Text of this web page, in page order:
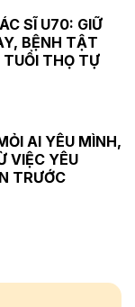
SĨ U70: GIỮ
BỆNH TẬT
THỌ TỰ
AI YÊU MÌNH,
VIỆC YÊU
TRƯỚC